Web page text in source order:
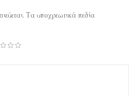
Τα υποχρεωτικά πεδία